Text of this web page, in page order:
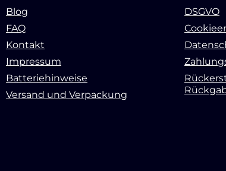
Blog
FAQ
Kontakt
Impressum
Batteriehinweise
Versand und Verpackung
DSGVO